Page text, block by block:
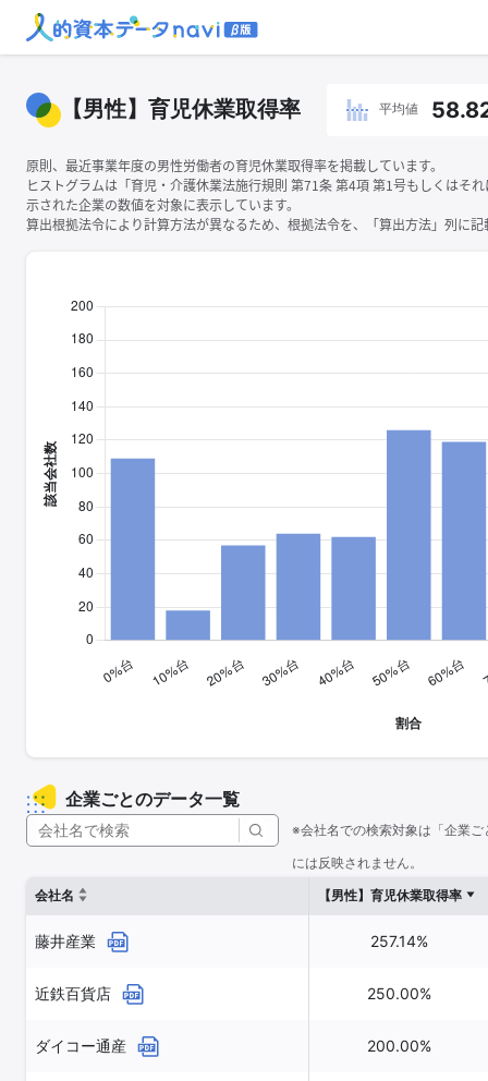
【男性】育児休業取得率 平均値
原則、最近事業年度の男性労働者の育児休業取得率を掲載しています。
ヒストグラムは「育児・介護休業法施行規則 第71条 第4項 第1号もしくはそ
示された企業の数値を対象に表示しています。
算出根拠法令により計算方法が異なるため、根拠法令を、「算出方法」列に
企業ごとのデータ一覧
※会社名での検索対象は「企業
には反映されません。
会社名
【男性】育児休業取得率
藤井産業 257.14%
近鉄百貨店 250.00%
ダイコー通産 200.00%